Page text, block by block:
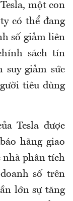
một con
có thể đang
số giảm liên
sách tín
suy giảm sức
tiêu dùng
Tesla được
hãng giao
nhà phân tích
số trên
lớn sự tăng